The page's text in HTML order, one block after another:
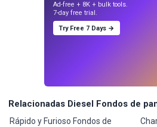
Ad-free + 8K + bulk tools.
7-day free trial.
Try Free 7 Days →
Relacionadas Diesel Fondos de
Rápido y Furioso Fondos de